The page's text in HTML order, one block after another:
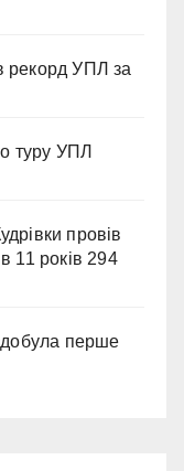
рекорд УПЛ за
туру УПЛ
провів
11 років 294
перше